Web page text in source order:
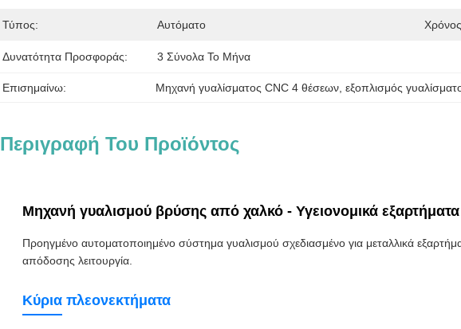
Τύπος: Αυτόματο
Δυνατότητα Προσφοράς: 3 Σύνολα Το Μήνα
Επισημαίνω: Μηχανή γυαλίσματος CNC 4 θέσεων , εξοπλισμός
Περιγραφή Του Προϊόντος
Μηχανή γυαλισμού βρύσης από χαλκό - Υγειονομικά εξαρτήματα
Προηγμένο αυτοματοποιημένο σύστημα γυαλισμού σχεδιασμένο για μεταλλικά
απόδοσης λειτουργία.
Κύρια πλεονεκτήματα